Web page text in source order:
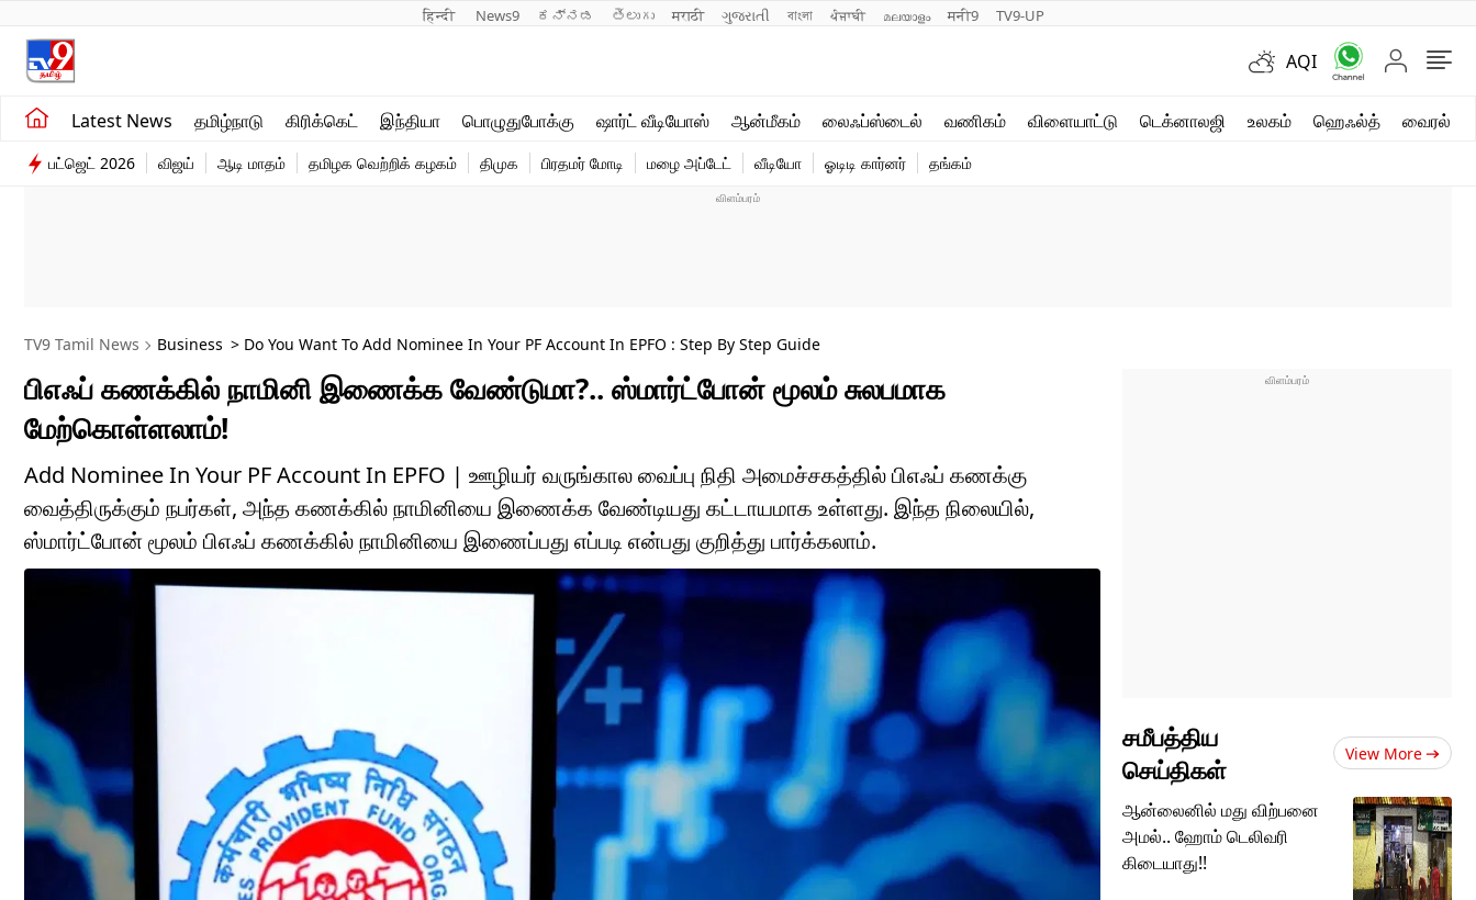
हिन्दी News9 ಕನ್ನಡ తెలుగు मराठी ગુજરાતી বাংলা ਪੰਜਾਬੀ മലയാളം मनी9 TV9-UP
AQI
Latest News தமிழ்நாடு கிரிக்கெட் இந்தியா பொழுதுபோக்கு ஷார்ட் வீடியோஸ் ஆன்மீகம் லைஃப்ஸ்டைல் வணிகம் விளையாட்டு டெக்னாலஜி உலகம் ஹெஃல்த் வைரல்
சமீபத்திய செய்திகள்
தமிழ்நாடு
விளையாட்டு
வணிகம்
வைரல்
பட்ஜெட் 2026 விஜய் ஆடி மாதம் தமிழக வெற்றிக் கழகம் திமுக பிரதமர் மோடி மழை அப்டேட் வீடியோ ஓடிடி கார்னர் தங்கம்
TV9 Tamil News Business > Do You Want To Add Nominee In Your PF Account In EPFO : Step By Step Guide
பிஎஃப் கணக்கில் நாமினி இணைக்க வேண்டுமா?.. ஸ்மார்ட்போன் மூலம் சுலபமாக
மேற்கொள்ளலாம்!
Add Nominee In Your PF Account In EPFO | ஊழியர் வருங்கால வைப்பு நிதி அமைச்சகத்தில் பிஎஃப் கணக்கு
வைத்திருக்கும் நபர்கள், அந்த கணக்கில் நாமினியை இணைக்க வேண்டியது கட்டாயமாக உள்ளது. இந்த நிலையில்,
ஸ்மார்ட்போன் மூலம் பிஎஃப் கணக்கில் நாமினியை இணைப்பது எப்படி என்பது குறித்து பார்க்கலாம்.
சமீபத்திய
செய்திகள்
View More
ஆன்லைனில் மது விற்பனை
அமல்.. ஹோம் டெலிவரி
கிடையாது!!